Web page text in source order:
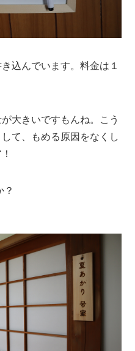
込んでいます。料金は１
大きいですもんね。こう
て、もめる原因をなくし
？